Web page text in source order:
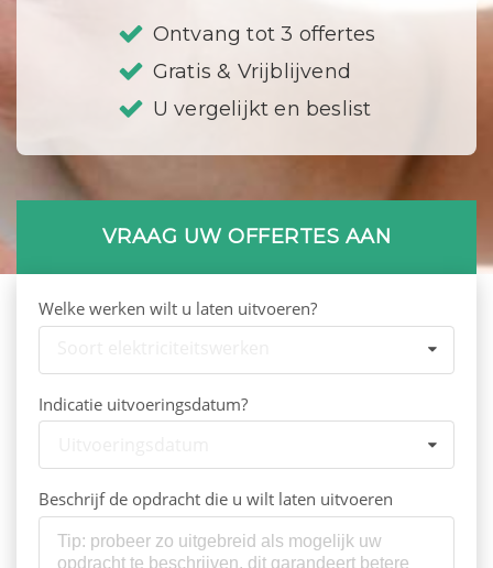
Ontvang tot 3 offertes
Gratis & Vrijblijvend
U vergelijkt en beslist
VRAAG UW OFFERTES AAN
Welke werken wilt u laten uitvoeren?
Indicatie uitvoeringsdatum?
Beschrijf de opdracht die u wilt laten uitvoeren